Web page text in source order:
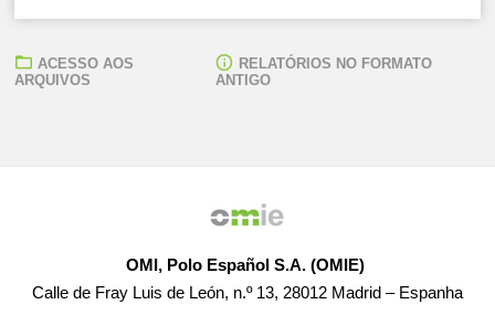
ACESSO AOS
ARQUIVOS
RELATÓRIOS NO FORMATO
ANTIGO
OMI, Polo Español S.A. (OMIE)
Calle de Fray Luis de León, n.º 13, 28012 Madrid – Espanha